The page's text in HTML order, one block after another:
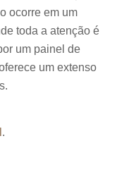
ocorre em um
toda a atenção é
um painel de
um extenso
.